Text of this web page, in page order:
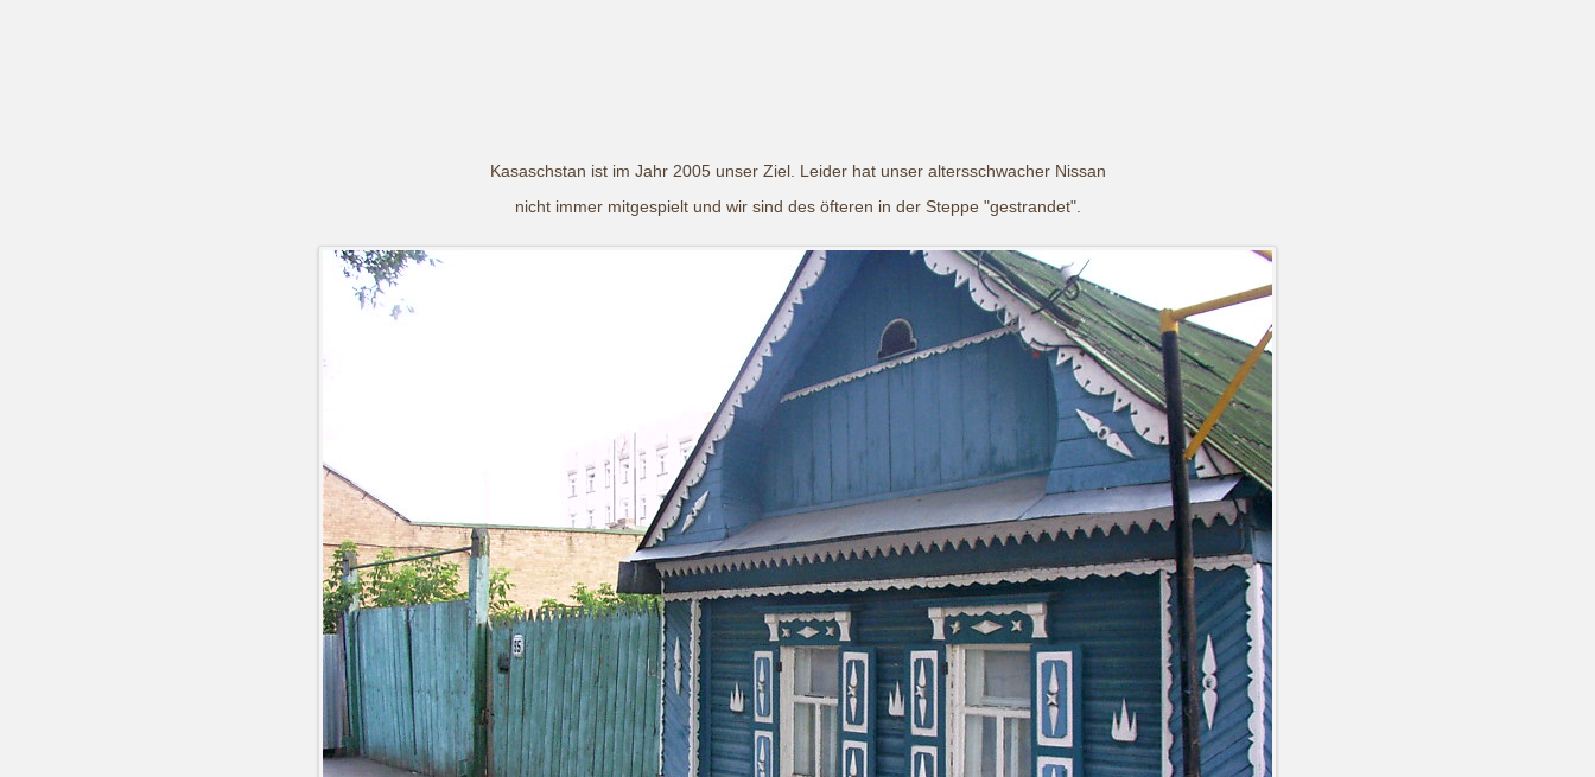
Kasaschstan ist im Jahr 2005 unser Ziel. Leider hat unser altersschwacher Nissan
nicht immer mitgespielt und wir sind des öfteren in der Steppe "gestrandet".